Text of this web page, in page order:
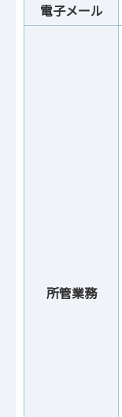
電子メール
所管業務